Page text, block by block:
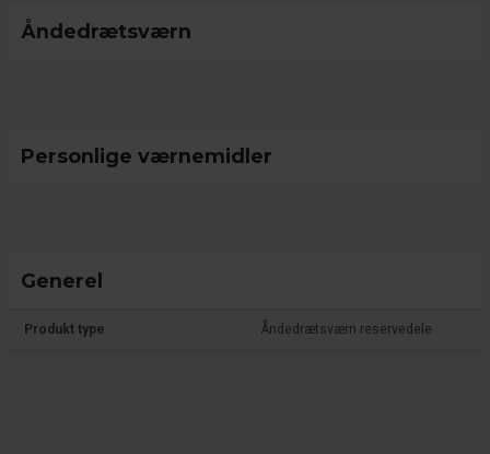
Åndedrætsværn
Personlige værnemidler
Generel
Produkt type Åndedrætsværn reservedele